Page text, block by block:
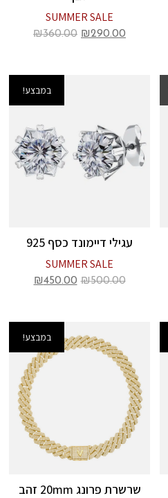
SUMMER SALE
₪290.00
₪360.00
במבצע!
עגילי דיימונד כסף 925
SUMMER SALE
₪500.00
₪450.00
במבצע!
שרשרת פרונג 20mm זהב